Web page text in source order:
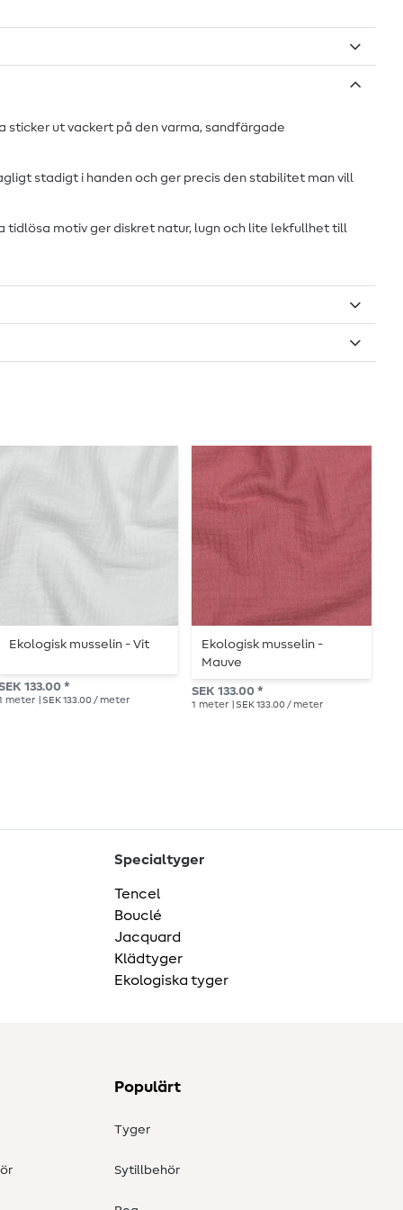
sticker ut vackert på den varma, sandfärgade
stadigt i handen och ger precis den stabilitet man vill
motiv ger diskret natur, lugn och lite lekfullhet till
Ekologisk musselin - Vit
133.00 *
meter | SEK 133.00 / meter
Ekologisk musselin -
Mauve
SEK 133.00 *
1 meter | SEK 133.00 / meter
Specialtyger
Tencel
Bouclé
Jacquard
Klädtyger
Ekologiska tyger
Populärt
Tyger
Sytillbehör